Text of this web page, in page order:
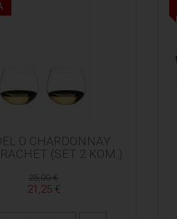
O CHARDONNAY
(SET 2 KOM.)
25,00 €
21,25 €